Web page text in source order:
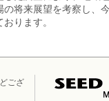
将来展望を考察し、
ります。
ござ